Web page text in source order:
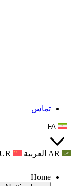
تماس
FA
AR العربية
Home